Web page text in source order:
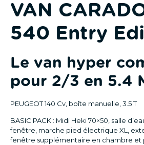
VAN
540 Entry
Le van hyper
pour 2/3 en 5.4
PEUGEOT 140 Cv, boîte manuelle, 3.5 T
BASIC PACK : Midi Heki 70×50, salle
fenêtre, marche pied électrique XL,
fenêtre supplémentaire en chambre et